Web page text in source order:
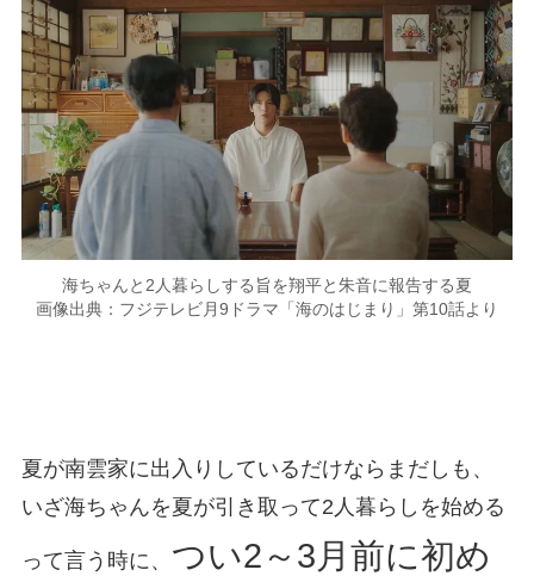
海ちゃんと2人暮らしする旨を翔平と朱音に報告する夏
画像出典：フジテレビ月9ドラマ「海のはじまり」第10話より
夏が南雲家に出入りしているだけならまだしも、
いざ海ちゃんを夏が引き取って2人暮らしを始める
って言う時に、 つい2～3月前に初め